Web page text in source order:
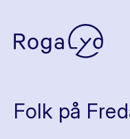
Folk på